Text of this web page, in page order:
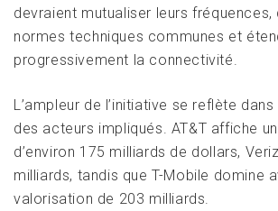
devraient mutualiser leurs
normes techniques communes et
progressivement la connectivité.
L’ampleur de l’initiative se reflète
des acteurs impliqués. AT&T affiche
d’environ 175 milliards de dollars,
milliards, tandis que T-Mobile domine
valorisation de 203 milliards.